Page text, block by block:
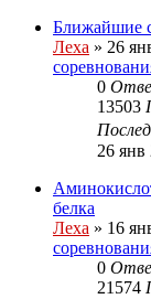
Ближайшие
Леха » 26
0
13503
26 янв
белка
Леха » 16
0
21574